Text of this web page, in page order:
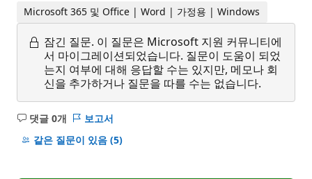
Microsoft 365 및 Office | Word | 가정용 | Windows
잠긴 질문. 이 질문은 Microsoft 지원 커뮤니티에
서 마이그레이션되었습니다. 질문이 도움이 되었
는지 여부에 대해 응답할 수는 있지만, 메모나 회
신을 추가하거나 질문을 따를 수는 없습니다.
댓글 0개
설
명
보고서
같은 질문이 있음 (5)